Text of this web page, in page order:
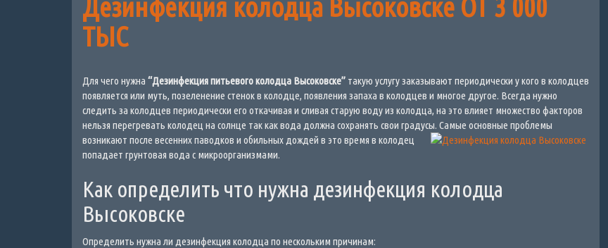
Дезинфекция колодца Высоковске ОТ 3 000
ТЫС
Для чего нужна “Дезинфекция питьевого колодца Высоковске” такую услугу заказывают периодически у кого в колодцев
появляется или муть, позеленение стенок в колодце, появления запаха в колодцев и многое другое. Всегда нужно
следить за колодцев периодически его откачивая и сливая старую воду из колодца, на это влияет множество факторов
нельзя перегревать колодец на солнце так как вода должна сохранять свои градусы. Самые основные проблемы
возникают после весенних паводков и обильных дождей в это время в колодец
попадает грунтовая вода с микроорганизмами.
Как определить что нужна дезинфекция колодца
Высоковске
Определить нужна ли дезинфекция колодца по нескольким причинам: